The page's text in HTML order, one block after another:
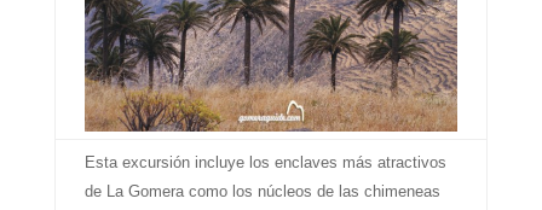
Esta excursión incluye los enclaves más atractivos
de La Gomera como los núcleos de las chimeneas